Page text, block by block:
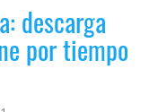
descarga
por tiempo